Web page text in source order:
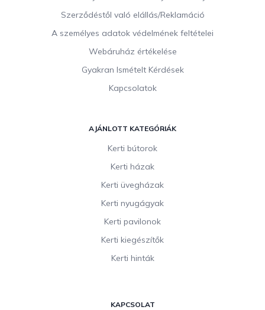
Szerződéstől való elállás/Reklamáció
A személyes adatok védelmének feltételei
Webáruház értékelése
Gyakran Ismételt Kérdések
Kapcsolatok
AJÁNLOTT KATEGÓRIÁK
Kerti bútorok
Kerti házak
Kerti üvegházak
Kerti nyugágyak
Kerti pavilonok
Kerti kiegészítők
Kerti hinták
KAPCSOLAT